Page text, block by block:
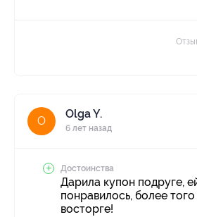
O
Olga Y.
6 лет назад
Достоинства
Дарила купон подруге,
понравилось, более
восторге!